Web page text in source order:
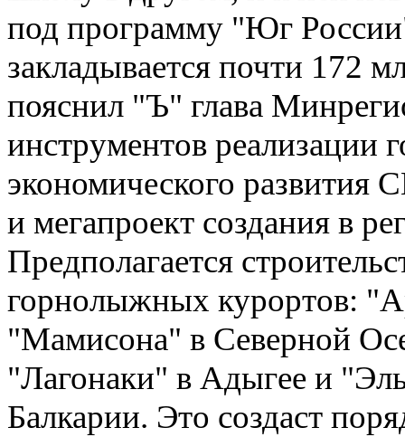
под программу "Юг
закладывается почти 172
пояснил "Ъ" глава
инструментов реализации
экономического
и мегапроект создания в
Предполагается
горнолыжных курортов:
"Мамисона" в Северной
"Лагонаки" в Адыгее и
Балкарии. Это создаст